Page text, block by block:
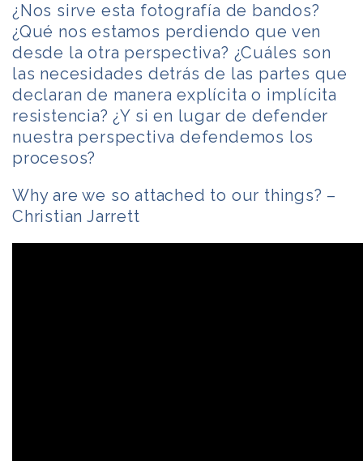
¿Nos sirve esta fotografía de bandos?
¿Qué nos estamos perdiendo que ven
desde la otra perspectiva? ¿Cuáles son
las necesidades detrás de las partes que
declaran de manera explícita o implícita
resistencia? ¿Y si en lugar de defender
nuestra perspectiva defendemos los
procesos?
Why are we so attached to our things? –
Christian Jarrett